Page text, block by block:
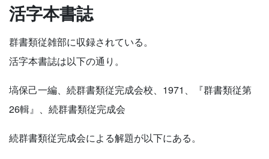
活字本書誌
群書類従雑部に収録されている。
活字本書誌は以下の通り。
塙保己一編、続群書類従完成会校、1971、『群書類従第
26輯』、続群書類従完成会
続群書類従完成会による解題が以下にある。